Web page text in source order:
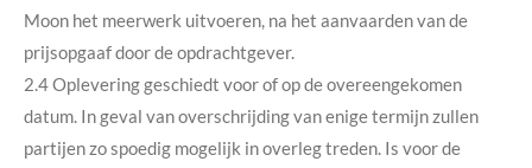
Moon het meerwerk uitvoeren, na het aanvaarden van de
prijsopgaaf door de opdrachtgever.
2.4 Oplevering geschiedt voor of op de overeengekomen
datum. In geval van overschrijding van enige termijn zullen
partijen zo spoedig mogelijk in overleg treden. Is voor de